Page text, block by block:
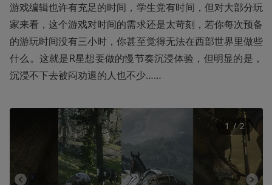
游戏编辑也许有充足的时间，学生党有时间，但对大部分玩
家来看，这个游戏对时间的需求还是太苛刻，若你每次预备
的游玩时间没有三小时，你甚至觉得无法在西部世界里做些
什么。这就是R星想要做的慢节奏沉浸体验，但明显的是，
沉浸不下去被闷劝退的人也不少……
1 / 2